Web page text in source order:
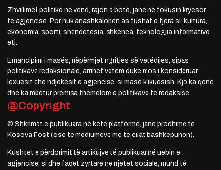
Zhvillimet politike në vend, rajon e botë, janë në fokusin kryesor
të agjencisë. Por nuk anashkalohen as fushat e tjera si: kultura,
ekonomia, sporti, shëndetësia, shkenca, teknologjia informative
etj.
Emancipimi i masës, nëpërmjet ngritjes së vetëdijes, sipas
politikave redaksionale, arrihet vetëm duke mos i konsideruar
lexuesit dhe ndjekësit e agjencisë, si masë klikuesish. Kjo ka qenë
dhe ka mbetur premisa themelore e politikave të redaksisë.
@Copyright
© Shkrimet e publikuara në këtë platformë, janë prodhime të
Kosova Post (ose të mediumeve me të cilat bashkëpunon).
Kushtet e përdorimit të artikujve të publikuar në uebin e
agjencisë, si dhe faqet zyrtare në rrjetet sociale, mund të